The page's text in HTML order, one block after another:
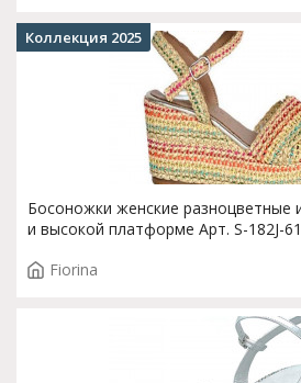
Босоножки женские разноцветные
и высокой платформе Арт. S-182J-
Fiorina
Коллекция 2025